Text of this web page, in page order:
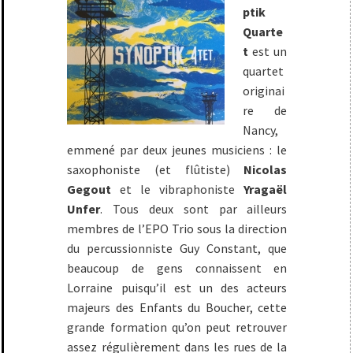
ptik
Quarte
test un
quartet
originai
re de
Nancy,
emmené par deux jeunes musiciens : le
saxophoniste (et flûtiste) Nicolas
Gegout et le vibraphonisteYragaël
Unfer. Tous deux sont par ailleurs
membres de l’EPO Trio sous la direction
du percussionniste Guy Constant, que
beaucoup de gens connaissent en
Lorraine puisqu’il est un des acteurs
majeurs des Enfants du Boucher, cette
grande formation qu’on peut retrouver
assez régulièrement dans les rues de la